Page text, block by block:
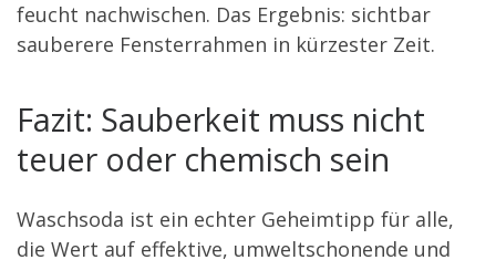
feucht nachwischen. Das Ergebnis: sichtbar
sauberere Fensterrahmen in kürzester Zeit.
Fazit: Sauberkeit muss nicht
teuer oder chemisch sein
Waschsoda ist ein echter Geheimtipp für alle,
die Wert auf effektive, umweltschonende und